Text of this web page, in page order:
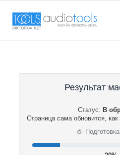
Результат
Статус: В
Страница сама обновится, как
⟳